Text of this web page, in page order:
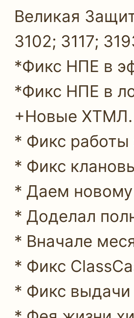
Великая
3102; 3117;
*Фикс НПЕ в
*Фикс НПЕ в
+Новые ХТМЛ.
* Фикс работы
* Фикс
* Даем новому
* Доделал
* Вначале
* Фикс
* Фикс выдачи